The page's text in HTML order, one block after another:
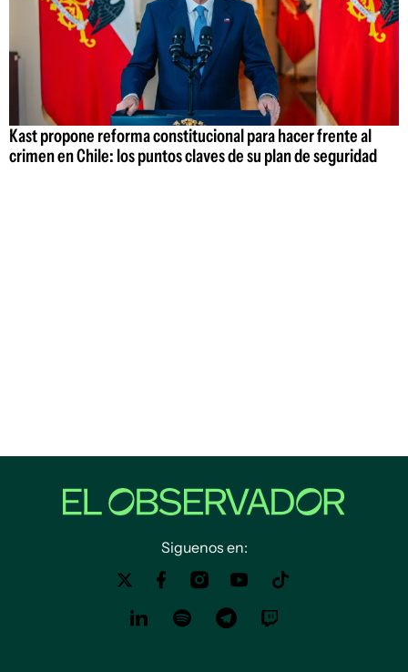
Kast propone reforma constitucional para hacer frente al
crimen en Chile: los puntos claves de su plan de seguridad
Siguenos en: